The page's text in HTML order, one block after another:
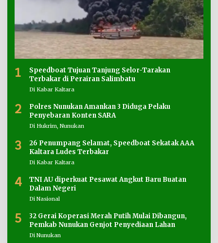
1
Speedboat Tujuan Tanjung Selor-Tarakan
Terbakar di Perairan Salimbatu
Di Kabar Kaltara
2
Polres Nunukan Amankan 3 Diduga Pelaku
Penyebaran Konten SARA
Di Hukrim, Nunukan
3
26 Penumpang Selamat, Speedboat Sekatak AAA
Kaltara Ludes Terbakar
Di Kabar Kaltara
4
TNI AU diperkuat Pesawat Angkut Baru Buatan
Dalam Negeri
Di Nasional
5
32 Gerai Koperasi Merah Putih Mulai Dibangun,
Pemkab Nunukan Genjot Penyediaan Lahan
Di Nunukan